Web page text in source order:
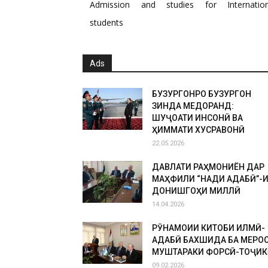
Admission and studies for
students
Ads
БУЗУРГОНРО БУЗУРГОН
ЗИНДА МЕДОРАНД:
ШУҶОАТИ ИНСОНӢ ВА
ҲИММАТИ ХУСРАВОНӢ
22.05.2026
ДАВЛАТИ РАҲМОНИЁН ДАР
МАҲФИЛИ “НАҚДИ АДАБӢ”-И
ДОНИШГОҲИ МИЛЛӢ
14.04.2026
РӮНАМОИИ КИТОБИ ИЛМӢ-
АДАБӢ БАХШИДА БА
МУШТАРАКИ ФОРСӢ-
09.02.2026